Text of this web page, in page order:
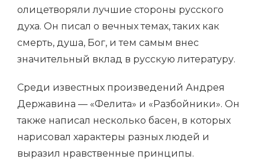
олицетворяли лучшие стороны русского
духа. Он писал о вечных темах, таких как
смерть, душа, Бог, и тем самым внес
значительный вклад в русскую литературу.
Среди известных произведений Андрея
Державина — «Фелита» и «Разбойники». Он
также написал несколько басен, в которых
нарисовал характеры разных людей и
выразил нравственные принципы.